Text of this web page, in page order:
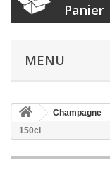
Panier
MENU
Champagne
150cl